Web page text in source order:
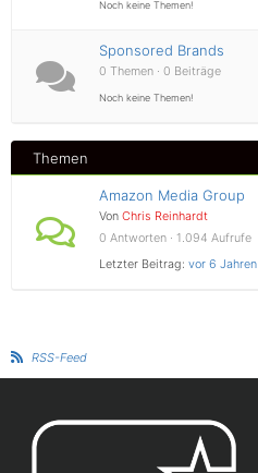
Noch keine Themen!
Sponsored Brands
0 Themen · 0 Beiträge
Noch keine Themen!
Themen
Amazon Media Group
Von Chris Reinhardt
0 Antworten · 1.094 Aufrufe
Letzter Beitrag: vor 6 Jahren
RSS-Feed